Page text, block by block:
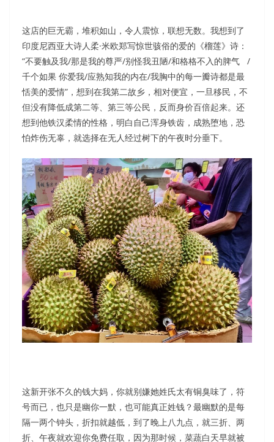
这店的巨无霸，堆积如山，令人震惊，联想无数。我想到了
印度尼西亚大诗人柔·米欧郑写惊世骇俗的爱的《榴莲》诗：
“不要触及我/那是我的尊严/别怪我丑陋/和格格不入的脾气 /
千个如果 你爱我/应熟知我的内在/我胸中的每一瓣诗都是最
恬美的爱情”，想到在我第二故乡，相对便宜，一旦移民，不
但没有降低成第二等、第三等公民，反而身价百倍起来。还
想到他铁汉柔情的性格，明白自己浑身铁齿，成熟堕地，恐
怕炸伤无辜，就选择在无人经过树下的午夜时分垂下。
这新开张不久的钱大妈，你就别嫌她姓氏太有铜臭味了，符
号而已，也只是幽你一默，也可能真正姓钱？最幽默的是每
隔一两个钟头，折扣就越低，到了晚上八九点，就三折、两
折、午夜就欢迎你免费任取，因为那时候，菜蔬白天早就被